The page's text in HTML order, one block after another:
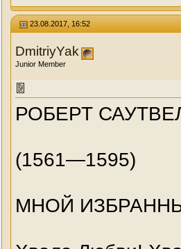
23.08.2017, 16:52
DmitriyYak
Junior Member
РОБЕРТ
(1561—1595)
МНОЙ